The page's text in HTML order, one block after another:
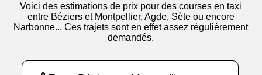
Voici des estimations de prix pour des courses en taxi
entre Béziers et Montpellier, Agde, Sète ou encore
Narbonne... Ces trajets sont en effet assez régulièrement
demandés.